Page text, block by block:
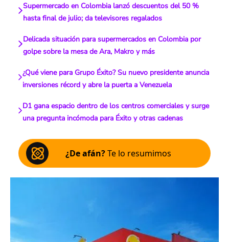
Supermercado en Colombia lanzó descuentos del 50 %
hasta final de julio; da televisores regalados
Delicada situación para supermercados en Colombia por
golpe sobre la mesa de Ara, Makro y más
¿Qué viene para Grupo Éxito? Su nuevo presidente anuncia
inversiones récord y abre la puerta a Venezuela
D1 gana espacio dentro de los centros comerciales y surge
una pregunta incómoda para Éxito y otras cadenas
¿De afán?Te lo resumimos